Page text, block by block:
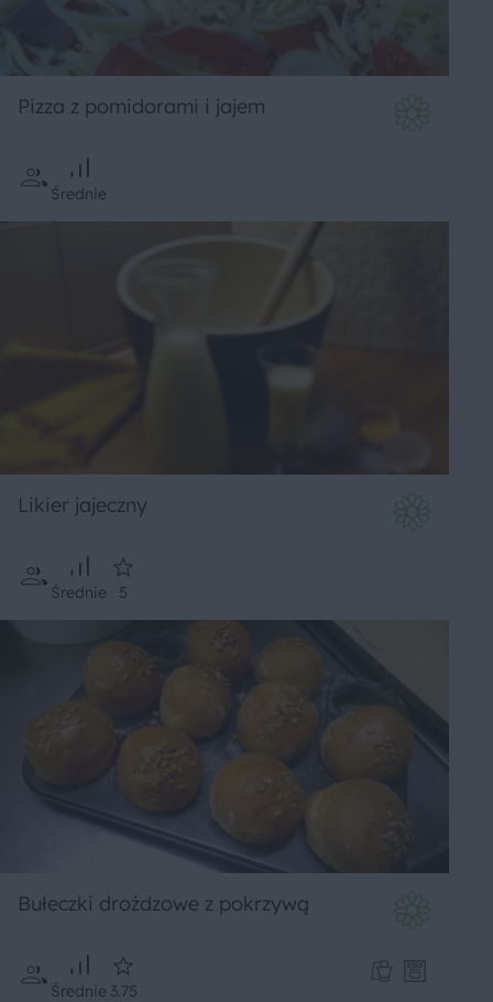
Pizza z pomidorami i jajem
Średnie
Likier jajeczny
Średnie 5
Bułeczki drożdzowe z pokrzywą
Średnie 3.75